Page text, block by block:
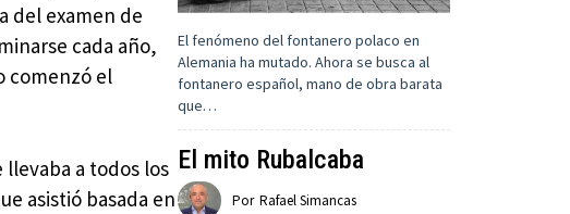
del examen de
cada año,
comenzó el
a todos los
asistió basada en
El fenómeno del fontanero polaco en
Alemania ha mutado. Ahora se busca al
fontanero español, mano de obra barata
que…
El mito Rubalcaba
Por Rafael Simancas